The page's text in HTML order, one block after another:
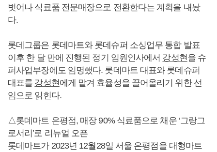
벗어나 식료품 전문매장으로 전환한다는 계획을 내놨
다.
롯데그룹은 롯데마트와 롯데슈퍼 소싱업무 통합 발표
이후 한 달 만에 진행된 정기 임원인사에서 강성현을 슈
퍼사업부장에도 임명했다. 롯데마트 대표와 롯데슈퍼
대표를 강성현에게 맡겨 효율성을 끌어올리기 위한 선
임으로 읽힌다.
△롯데마트 은평점, 매장 90% 식료품으로 채운 ‘그랑그
로서리’로 리뉴얼 오픈
롯데마트가 2023년 12월28일 서울 은평점을 대형마트